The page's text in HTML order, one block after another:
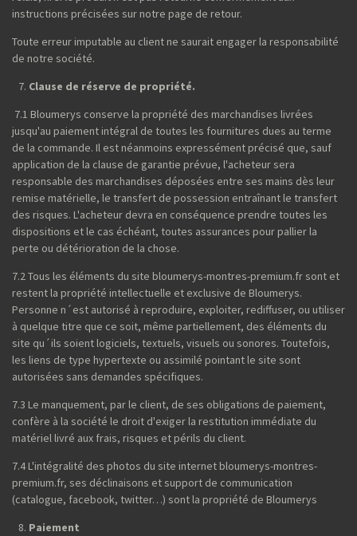
instructions précisées sur notre page de retour.
Toute erreur imputable au client ne saurait engager la responsabilité
de notre société.
Clause de réserve de propriété.
7.1 Bloumerys conserve la propriété des marchandises livrées
jusqu'au paiement intégral de toutes les fournitures dues au terme
de la commande. Il est néanmoins expressément précisé que, sauf
application de la clause de garantie prévue, l'acheteur sera
responsable des marchandises déposées entre ses mains dès leur
remise matérielle, le transfert de possession entraînant le transfert
des risques. L'acheteur devra en conséquence prendre toutes les
dispositions et le cas échéant, toutes assurances pour pallier la
perte ou détérioration de la chose.
7.2 Tous les éléments du site bloumerys-montres-premium.fr sont et
restent la propriété intellectuelle et exclusive de Bloumerys.
Personne n´est autorisé à reproduire, exploiter, rediffuser, ou utiliser
à quelque titre que ce soit, même partiellement, des éléments du
site qu´ils soient logiciels, textuels, visuels ou sonores. Toutefois,
les liens de type hypertexte ou assimilé pointant le site sont
autorisées sans demandes spécifiques.
7.3 Le manquement, par le client, de ses obligations de paiement,
confère à la société le droit d'exiger la restitution immédiate du
matériel livré aux frais, risques et périls du client.
7.4 L'intégralité des photos du site internet bloumerys-montres-
premium.fr, ses déclinaisons et support de communication
(catalogue, facebook, twitter…) sont la propriété de Bloumerys
Paiement